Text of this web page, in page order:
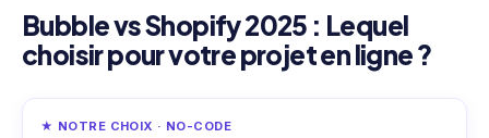
Bubble vs Shopify 2025 : Lequel
choisir pour votre projet en ligne ?
★ NOTRE CHOIX · NO-CODE